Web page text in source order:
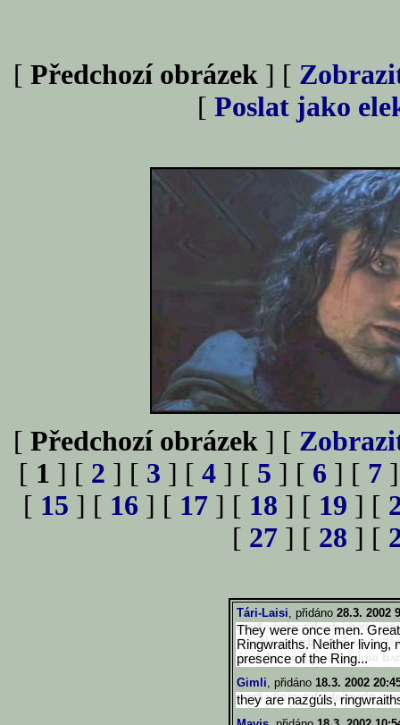
[ Předchozí obrázek ] [
[ Poslat jako
[ Předchozí obrázek ] [
[ 1 ] [ 2 ] [ 3 ] [ 4 ] [ 5 ] [ 6 ] [ 7
[ 15 ] [ 16 ] [ 17 ] [ 18 ] [ 19 ] [
[ 27 ] [ 28 ] [
Tári-Laisi, přidáno 28.3. 2002
They were once men.
Ringwraiths. Neither living,
presence of the Ring...
Gimli, přidáno 18.3. 2002
they are nazgúls,